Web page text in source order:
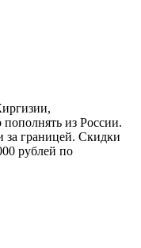
из России.
за границей. Скидки
рублей по